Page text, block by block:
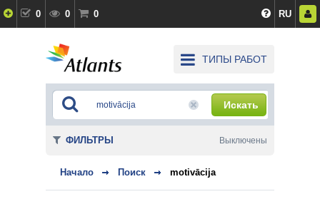
0 0 0 RU
ТИПЫ РАБОТ
Искать
Начало Поиск motivācija
ФИЛЬТРЫ Выключены